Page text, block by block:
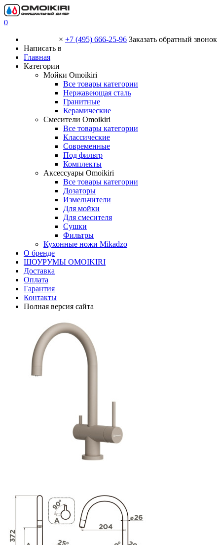
0
× +7 (495) 666-25-96 Заказать обратный звонок
Написать в
Главная
Категории
Мойки Omoikiri
Все товары категории
Нержавеющая сталь
Гранитные
Керамические
Смесители Omoikiri
Все товары категории
Классические
Современные
Под фильтр
Комплекты
Аксессуары Omoikiri
Все товары категории
Дозаторы
Измельчители
Для мойки
Для смесителя
Сушки
Фильтры
Кухонные ножи Mikadzo
О бренде
ШОУРУМЫ OMOIKIRI
Доставка
Оплата
Гарантия
Контакты
Полная версия сайта